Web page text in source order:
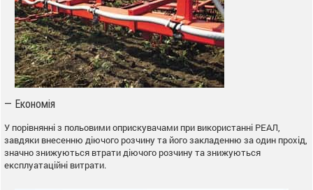
— Економія
У порівнянні з польовими оприскувачами при використанні РЕАЛ,
завдяки внесенню діючого розчину та його закладенню за один прохід,
значно знижуються втрати діючого розчину та знижуються
експлуатаційні витрати.